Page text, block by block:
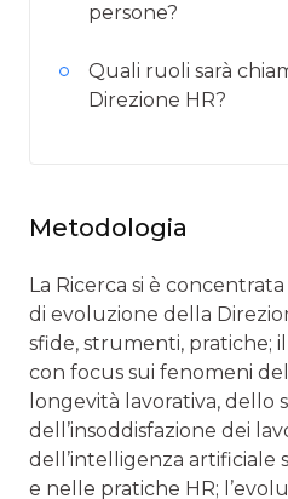
persone?
Quali ruoli sarà
Direzione HR?
Metodologia
La Ricerca si è
di evoluzione della
sfide, strumenti, pratiche;
con focus sui fenomeni
longevità lavorativa, dello
dell’insoddisfazione dei
dell’intelligenza artificiale
e nelle pratiche HR;